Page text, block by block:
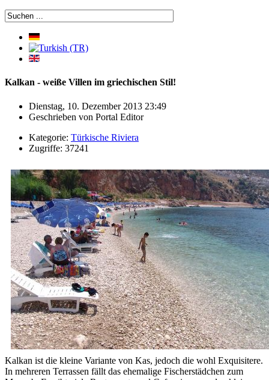
Kalkan - weiße Villen im griechischen Stil!
Dienstag, 10. Dezember 2013 23:49
Geschrieben von Portal Editor
Kategorie: Türkische Riviera
Zugriffe: 37241
Kalkan ist die kleine Variante von Kas, jedoch die wohl Exquisitere.
In mehreren Terrassen fällt das ehemalige Fischerstädchen zum